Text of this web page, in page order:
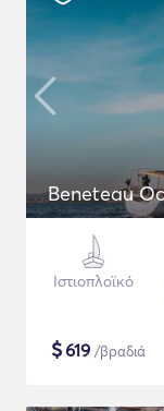
Beneteau
Ιστιοπλοϊκό
$619 /βραδιά